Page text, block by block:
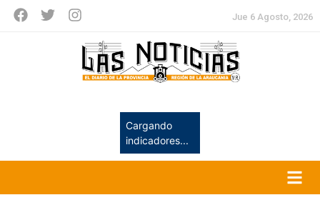
Jue 6 Agosto, 2026
Cargando
indicadores...